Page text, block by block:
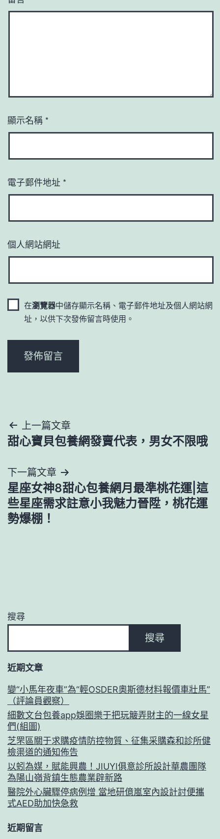
顯示名稱 *
電子郵件地址 *
個人網站網址
在瀏覽器中儲存顯示名稱、電子郵件地址及個人網站網
址，以供下次發佈留言時使用。
文
章
導
覽
上一篇文章
甜心寶貝包養網發賣代表，男女不限哦
下一篇文章
星座女神8甜心包養網月最準桃花運|這
些星座需求註意小我魅力晉陞，桃花運
勢爆棚！
搜尋
搜尋
近期文章
變“小馬年夜車”為“輕OSDER奧斯德材料報價車壯馬”
（評論員觀察）
細數文台包養app娛圈樂于把玩簸弄財主的一線女星
們(組圖)
芝罘區關于求購疫情防控物質、征集采購森和診所健
檢渠道的通知佈告
以蚓為媒，賦能興農！JIUYI俱意診所設計華農團隊
為陽山嶺背鎮生態農業辟新路
醫院外心臟驟停病例增 當地研億嵐室內設計討便攜
式AED助加快急救
近期留言